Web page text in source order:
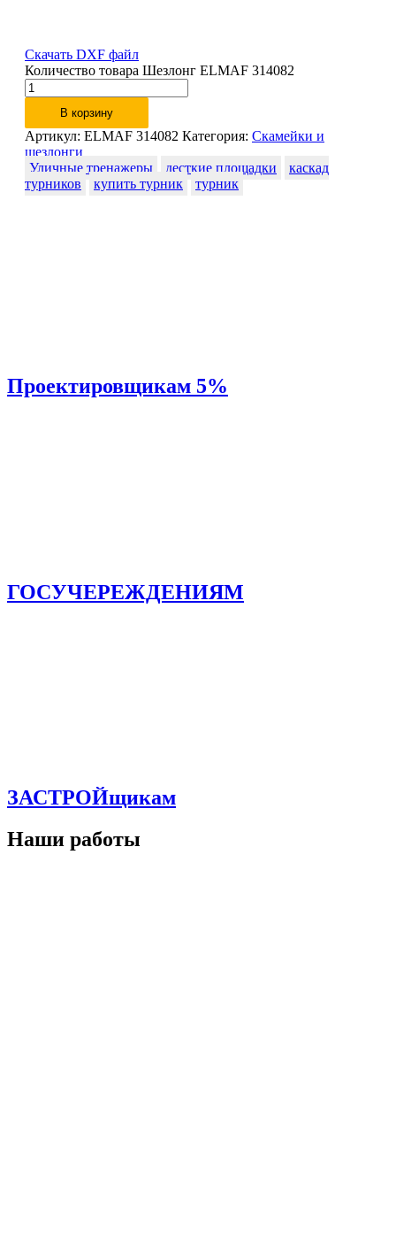
Скачать DXF файл
Количество товара Шезлонг ELMAF 314082
В корзину
Артикул: ELMAF 314082 Категория: Скамейки и
шезлонги
Уличные тренажеры
десткие площадки
каскад
турников
купить турник турник
Проектировщикам 5%
ГОСУЧЕРЕЖДЕНИЯМ
ЗАСТРОЙщикам
Наши работы